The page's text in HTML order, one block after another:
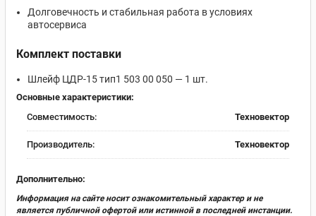
Долговечность и стабильная работа в условиях
автосервиса
Комплект поставки
Шлейф ЦДР-15 тип1 503 00 050 — 1 шт.
Основные характеристики:
Совместимость:
Техновектор
Производитель: Техновектор
Дополнительно:
Информация на сайте носит ознакомительный характер и не
является публичной офертой или истинной в последней инстанции.